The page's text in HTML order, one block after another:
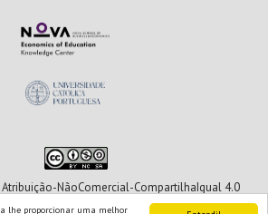
lhe proporcionar uma melhor
Atribuição-NãoComercial-CompartilhaIgual 4.0